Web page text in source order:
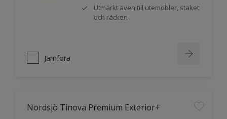
Utmärkt även till utemöbler, staket
och räcken
Jämföra
Nordsjö Tinova Premium Exterior+